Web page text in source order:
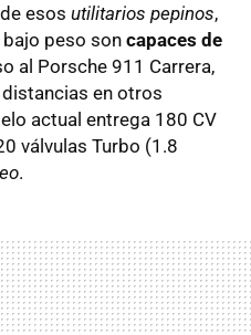
esos utilitarios pepinos,
peso son capaces de
al Porsche 911 Carrera,
en otros
actual entrega 180 CV
válvulas Turbo (1.8
.